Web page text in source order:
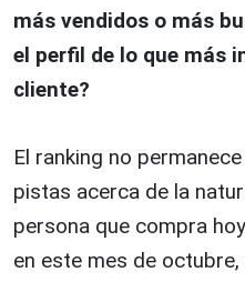
más vendidos o más
el perfil de lo que más
cliente?
El ranking no
pistas acerca de la
persona que compra
en este mes de